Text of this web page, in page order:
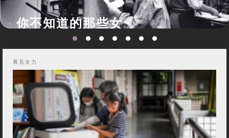
社會企業
認識我們
看見女力